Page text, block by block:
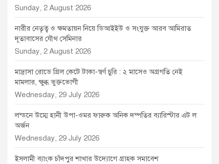
Sunday, 2 August 2026
নারীর নেতৃত্ব ও ক্ষমতায়ন নিয়ে ডিআইইউ ও সংযুক্ত আরব আমিরাত
দূতাবাসের যৌথ সেমিনার
Sunday, 2 August 2026
মাদ্রাসা রোডে গ্রিল কেটে টাকা-স্বর্ণ চুরি : ২ মাসেও অগ্রগতি নেই
মামলার, ক্ষুব্ধ ভুক্তভোগী
Wednesday, 29 July 2026
লন্ডনে উম্মে হানী উপা-ওমর ফারুক অনিক দম্পতির ব্যারিস্টার এট ল
অর্জন
Wednesday, 29 July 2026
ইসলামী ব্যাংক চাঁদপুর শাখার উদ্যোগে গ্রাহক সমাবেশ